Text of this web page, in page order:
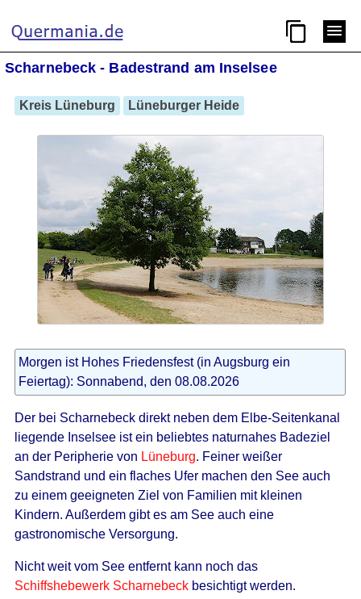
Scharnebeck - Badestrand am Inselsee
Kreis Lüneburg Lüneburger Heide
Morgen ist Hohes Friedensfest (in Augsburg ein
Feiertag): Sonnabend, den 08.08.2026
Der bei Scharnebeck direkt neben dem Elbe-Seitenkanal
liegende Inselsee ist ein beliebtes naturnahes Badeziel
an der Peripherie von Lüneburg. Feiner weißer
Sandstrand und ein flaches Ufer machen den See auch
zu einem geeigneten Ziel von Familien mit kleinen
Kindern. Außerdem gibt es am See auch eine
gastronomische Versorgung.
Nicht weit vom See entfernt kann noch das
Schiffshebewerk Scharnebeck besichtigt werden.